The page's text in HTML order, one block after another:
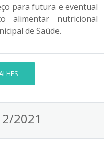
para futura e eventual
alimentar nutricional
de Saúde.
2021